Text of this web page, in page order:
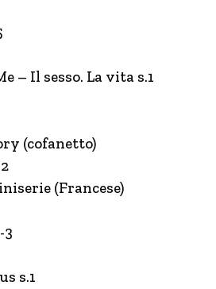
– Il sesso. La vita s.1
(cofanetto)
(Francese)
3
s.1